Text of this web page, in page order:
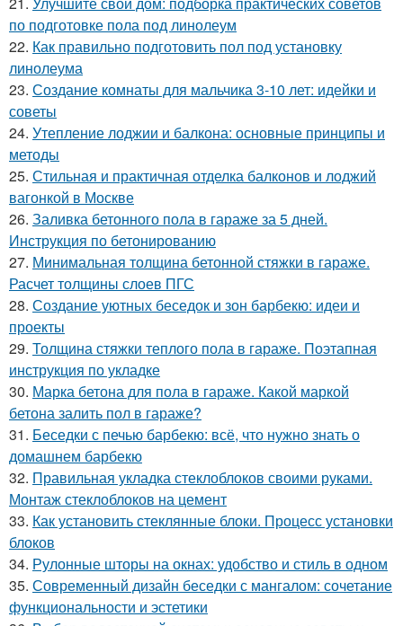
по подготовке пола под линолеум
22. Как правильно подготовить пол под установку
линолеума
23. Создание комнаты для мальчика 3-10 лет: идейки и
советы
24. Утепление лоджии и балкона: основные принципы и
методы
25. Стильная и практичная отделка балконов и лоджий
вагонкой в Москве
26. Заливка бетонного пола в гараже за 5 дней.
Инструкция по бетонированию
27. Минимальная толщина бетонной стяжки в гараже.
Расчет толщины слоев ПГС
28. Создание уютных беседок и зон барбекю: идеи и
проекты
29. Толщина стяжки теплого пола в гараже. Поэтапная
инструкция по укладке
30. Марка бетона для пола в гараже. Какой маркой
бетона залить пол в гараже?
31. Беседки с печью барбекю: всё, что нужно знать о
домашнем барбекю
32. Правильная укладка стеклоблоков своими руками.
Монтаж стеклоблоков на цемент
33. Как установить стеклянные блоки. Процесс установки
блоков
34. Рулонные шторы на окнах: удобство и стиль в одном
35. Современный дизайн беседки с мангалом: сочетание
функциональности и эстетики